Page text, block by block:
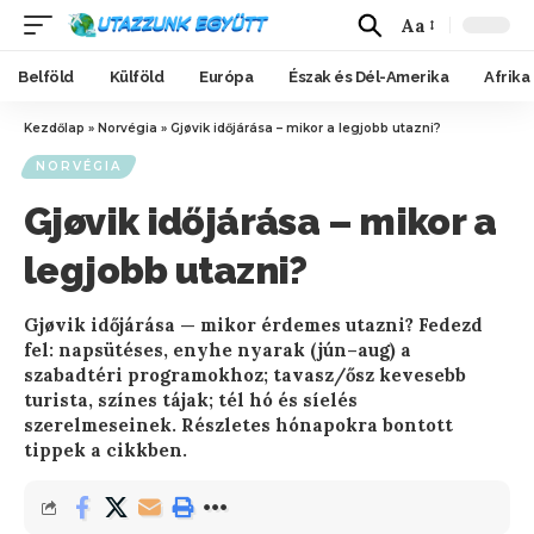
Aa
Belföld Külföld Európa Észak és Dél-Amerika Afrika
Kezdőlap » Norvégia » Gjøvik időjárása – mikor a legjobb utazni?
NORVÉGIA
Gjøvik időjárása – mikor a
legjobb utazni?
Gjøvik időjárása — mikor érdemes utazni? Fedezd
fel: napsütéses, enyhe nyarak (jún–aug) a
szabadtéri programokhoz; tavasz/ősz kevesebb
turista, színes tájak; tél hó és síelés
szerelmeseinek. Részletes hónapokra bontott
tippek a cikkben.